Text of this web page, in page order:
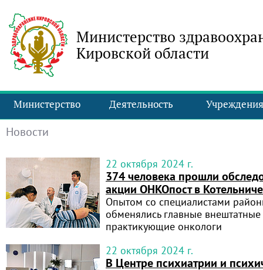
Министерство
Кировской области
Министерство Деятельность Учреждения
Новости
22 октября 2024 г.
374 человека прошли
акции ОНКОпост в Котельниче
Опытом со специалистами
обменялись главные
практикующие онкологи
22 октября 2024 г.
В Центре психиатрии и